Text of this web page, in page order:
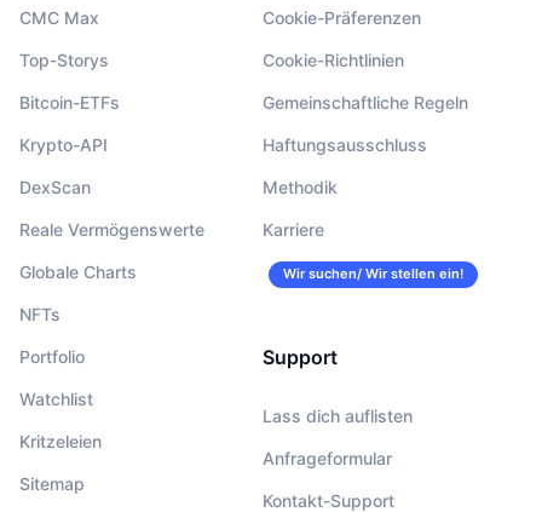
CMC Max
Top-Storys
Bitcoin-ETFs
Krypto-API
DexScan
Reale Vermögenswerte
Globale Charts
NFTs
Portfolio
Watchlist
Kritzeleien
Sitemap
Cookie-Präferenzen
Cookie-Richtlinien
Gemeinschaftliche Regeln
Haftungsausschluss
Methodik
Karriere
Wir suchen/ Wir stellen ein!
Support
Lass dich auflisten
Anfrageformular
Kontakt-Support